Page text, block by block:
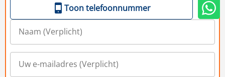
Toon telefoonnummer